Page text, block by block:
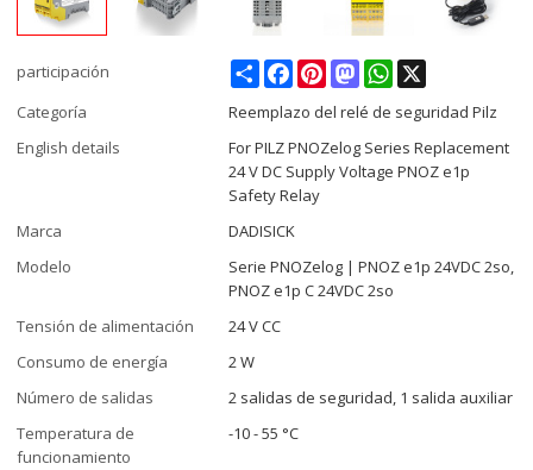
participación ShareFacebookPinterestMastodonWhatsApp
Categoría
Reemplazo del relé de seguridad Pilz
English details
For PILZ PNOZelog Series Replacement
24 V DC Supply Voltage PNOZ e1p
Safety Relay
Marca
DADISICK
Modelo
Serie PNOZelog | PNOZ e1p 24VDC 2so,
PNOZ e1p C 24VDC 2so
Tensión de alimentación
24 V CC
Consumo de energía
2 W
Número de salidas
2 salidas de seguridad, 1 salida auxiliar
Temperatura de
funcionamiento
-10 - 55 °C